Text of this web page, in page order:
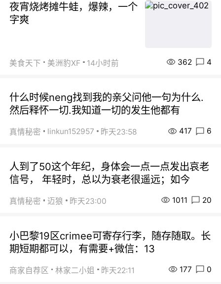
夜宵烧烤摊牛蛙，爆辣，一个
字爽
美食天下 美洲豹XF 14小时前 362 4
什么时候neng找到我的亲父问他一句为什么.
然后释怀一切.我知道一切的发生他都有
真情秘密 linkun152957 昨天23:58 417 6
人到了50这个年纪，身体会一点一点发出哀老
信号， 年轻时，总以为衰老很遥远；如今
真情秘密 迈狼 昨天23:00 1011 20
小巴黎19区crimee可寄存行李，随存随取。长
期短期都可以，有需要+微信：13
商家自荐区 林家二小姐 昨天22:11 177 0